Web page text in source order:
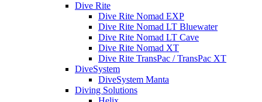
Dive Rite
Dive Rite Nomad EXP
Dive Rite Nomad LT Bluewater
Dive Rite Nomad LT Cave
Dive Rite Nomad XT
Dive Rite TransPac / TransPac XT
DiveSystem
DiveSystem Manta
Diving Solutions